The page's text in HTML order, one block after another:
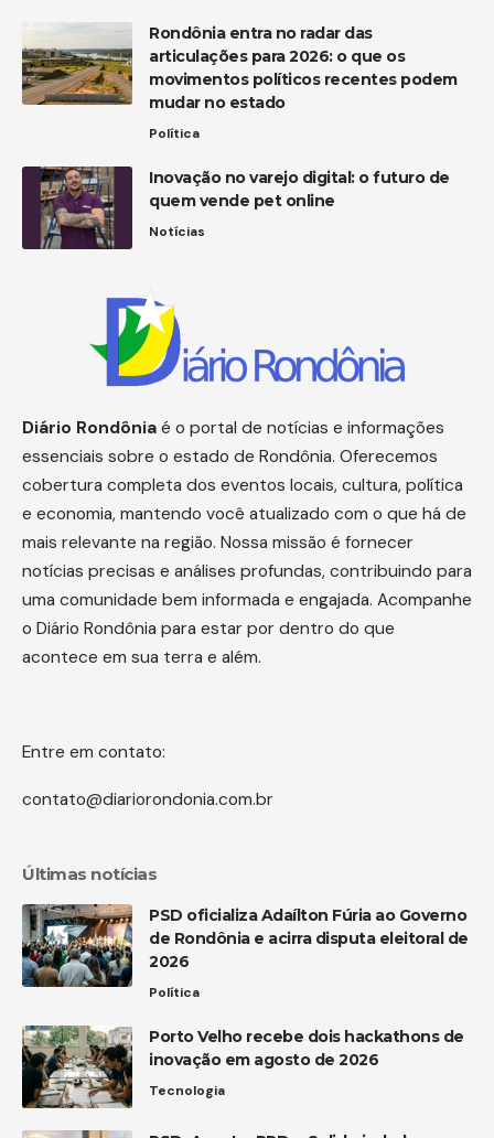
Rondônia entra no radar das
articulações para 2026: o que os
movimentos políticos recentes podem
mudar no estado
Política
Inovação no varejo digital: o futuro de
quem vende pet online
Notícias
Diário Rondôniaé o portal de notícias e informações
essenciais sobre o estado de Rondônia. Oferecemos
cobertura completa dos eventos locais, cultura, política
e economia, mantendo você atualizado com o que há de
mais relevante na região. Nossa missão é fornecer
notícias precisas e análises profundas, contribuindo para
uma comunidade bem informada e engajada. Acompanhe
o Diário Rondônia para estar por dentro do que
acontece em sua terra e além.
Entre em contato:
contato@diariorondonia.com.br
Últimas notícias
PSD oficializa Adaílton Fúria ao Governo
de Rondônia e acirra disputa eleitoral de
2026
Política
Porto Velho recebe dois hackathons de
inovação em agosto de 2026
Tecnologia